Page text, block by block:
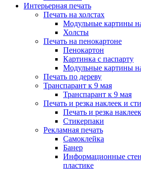
Интерьерная печать
Печать на холстах
Модульные картины
Холсты
Печать на пенокартоне
Пенокартон
Картинка с паспарту
Модульные картины
Печать по дереву
Транспарант к 9 мая
Транспарант к 9 мая
Печать и резка наклеек и
Печать и резка
Стикерпаки
Рекламная печать
Самоклейка
Банер
Информационные
пластике